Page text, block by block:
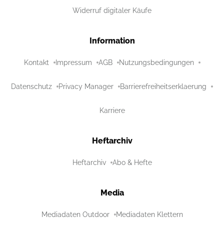
Widerruf digitaler Käufe
Information
Kontakt Impressum AGB Nutzungsbedingungen
Datenschutz Privacy Manager Barrierefreiheitserklaerung
Karriere
Heftarchiv
Heftarchiv Abo & Hefte
Media
Mediadaten Outdoor Mediadaten Klettern